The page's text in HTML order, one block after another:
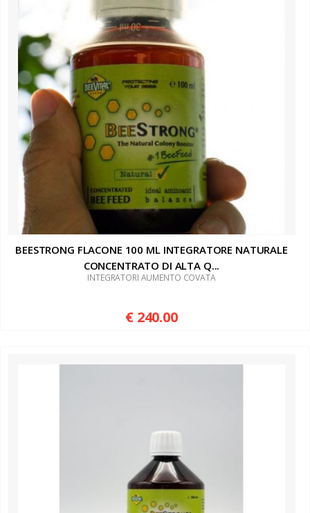
BEESTRONG FLACONE 100 ML INTEGRATORE NATURALE
CONCENTRATO DI ALTA Q...
INTEGRATORI AUMENTO COVATA
€ 240.00